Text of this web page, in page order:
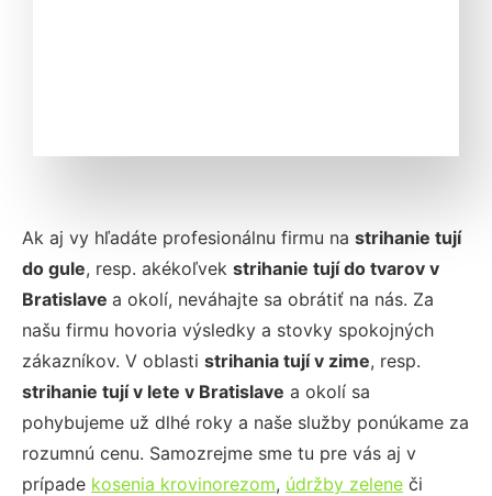
Ak aj vy hľadáte profesionálnu firmu na strihanie tují
do gule, resp. akékoľvek strihanie tují do tvarov v
Bratislave a okolí, neváhajte sa obrátiť na nás. Za
našu firmu hovoria výsledky a stovky spokojných
zákazníkov. V oblasti strihania tují v zime, resp.
strihanie tují v lete v Bratislave a okolí sa
pohybujeme už dlhé roky a naše služby ponúkame za
rozumnú cenu. Samozrejme sme tu pre vás aj v
prípade kosenia krovinorezom, údržby zelene či